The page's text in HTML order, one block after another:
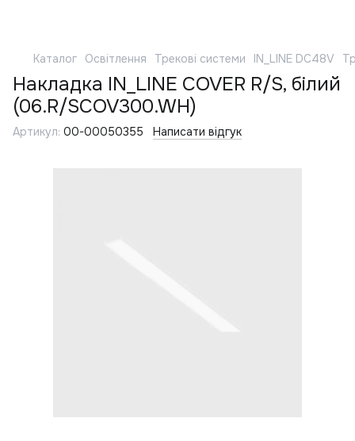
Каталог Освітлення Трекові системи IN_LINE DC48V
Накладка IN_LINE COVER R/S, білий
(06.R/SCOV300.WH)
Артикул: 00-00050355 Написати відгук